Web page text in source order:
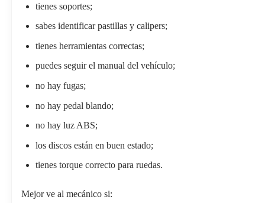
tienes soportes;
sabes identificar pastillas y calipers;
tienes herramientas correctas;
puedes seguir el manual del vehículo;
no hay fugas;
no hay pedal blando;
no hay luz ABS;
los discos están en buen estado;
tienes torque correcto para ruedas.
Mejor ve al mecánico si: